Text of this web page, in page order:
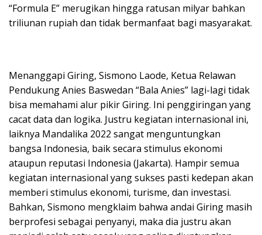
“Formula E” merugikan hingga ratusan milyar bahkan
triliunan rupiah dan tidak bermanfaat bagi masyarakat.
Menanggapi Giring, Sismono Laode, Ketua Relawan
Pendukung Anies Baswedan “Bala Anies” lagi-lagi tidak
bisa memahami alur pikir Giring. Ini penggiringan yang
cacat data dan logika. Justru kegiatan internasional ini,
laiknya Mandalika 2022 sangat menguntungkan
bangsa Indonesia, baik secara stimulus ekonomi
ataupun reputasi Indonesia (Jakarta). Hampir semua
kegiatan internasional yang sukses pasti kedepan akan
memberi stimulus ekonomi, turisme, dan investasi.
Bahkan, Sismono mengklaim bahwa andai Giring masih
berprofesi sebagai penyanyi, maka dia justru akan